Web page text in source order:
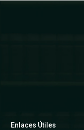
Enlaces Útiles